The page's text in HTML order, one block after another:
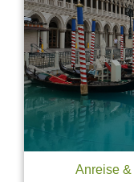
Anreise